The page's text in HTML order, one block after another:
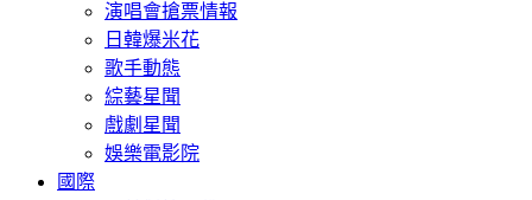
演唱會搶票情報
日韓爆米花
歌手動態
綜藝星聞
戲劇星聞
娛樂電影院
國際